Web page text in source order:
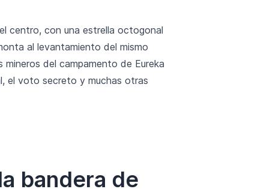
centro, con una estrella octogonal
al levantamiento del mismo
del campamento de Eureka
el voto secreto y muchas otras
bandera de